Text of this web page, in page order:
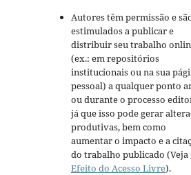
Autores têm permissão e
estimulados a publicar e
distribuir seu trabalho
(ex.: em repositórios
institucionais ou na sua
pessoal) a qualquer ponto
ou durante o processo
já que isso pode gerar
produtivas, bem como
aumentar o impacto e a
do trabalho publicado (Veja
Efeito do Acesso Livre).